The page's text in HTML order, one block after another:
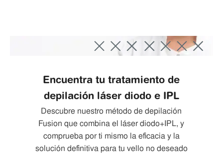
Encuentra tu tratamiento de
depilación láser diodo e IPL
Descubre nuestro método de depilación
Fusion que combina el láser diodo+IPL, y
comprueba por ti mismo la eficacia y la
solución definitiva para tu vello no deseado